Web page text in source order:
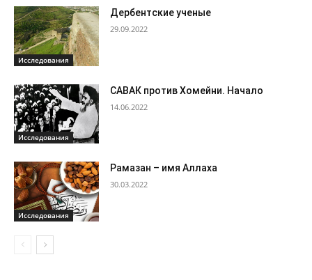
Исследования
Дербентские ученые
29.09.2022
Исследования
САВАК против Хомейни. Начало
14.06.2022
Исследования
Рамазан – имя Аллаха
30.03.2022